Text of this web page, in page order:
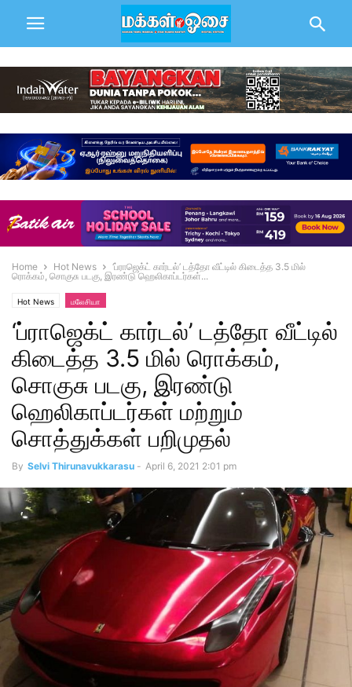
Home Hot News
‘ப்ராஜெக்ட் கார்டல்’ டத்தோ வீட்டில் கிடைத்த 3.5 மில்
ரொக்கம், சொகுசு படகு, இரண்டு ஹெலிகாப்டர்கள்...
Hot News மலேசியா
‘ப்ராஜெக்ட் கார்டல்’ டத்தோ வீட்டில்
கிடைத்த 3.5 மில் ரொக்கம்,
சொகுசு படகு, இரண்டு
ஹெலிகாப்டர்கள் மற்றும்
சொத்துக்கள் பறிமுதல்
By Selvi Thirunavukkarasu - April 6, 2021 2:01 pm